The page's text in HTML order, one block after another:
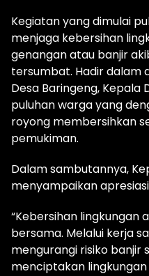
Kegiatan yang dimulai
menjaga kebersihan
genangan atau banjir
tersumbat. Hadir dalam
Desa Baringeng, Kepala
puluhan warga yang
royong membersihkan
pemukiman.
Dalam sambutannya,
menyampaikan
“Kebersihan lingkungan
bersama. Melalui kerja
mengurangi risiko banjir
menciptakan lingkungan